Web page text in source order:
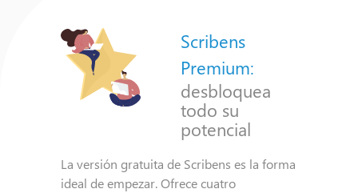
Scribens
Premium:
desbloquea
todo su
potencial
La versión gratuita de Scribens es la forma
ideal de empezar. Ofrece cuatro